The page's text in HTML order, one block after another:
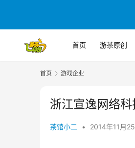
首页 游茶原创
首页 游戏企业
浙江宣逸网络
茶馆小二 • 2014年11月